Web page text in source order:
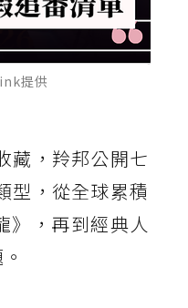
提供
藏，羚邦公開七
型，從全球累積
》，再到經典人